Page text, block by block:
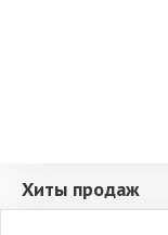
Хиты продаж